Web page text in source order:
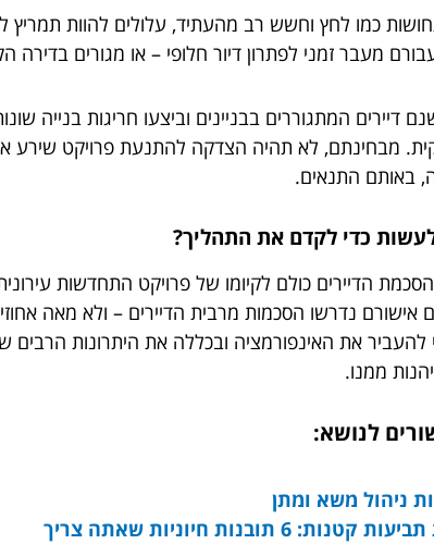
כמו לחץ וחשש רב מהעתיד, עלולים להוות תמריץ
מעבר זמני לפתרון דיור חלופי – או מגורים
דיירים המתגוררים בבניינים וביצעו חריגות
מבחינתם, לא תהיה הצדקה להתנעת פרויקט שירע
באותם התנאים.
כדי לקדם את התהליך?
אישורם נדרשו הסכמות מרבית הדיירים – ולא מאה
להעביר את האינפורמציה ובכללה את היתרונות
ממנו.
לנושא:
ניהול משא ומתן
6 תובנות חיוניות שאתה צריך